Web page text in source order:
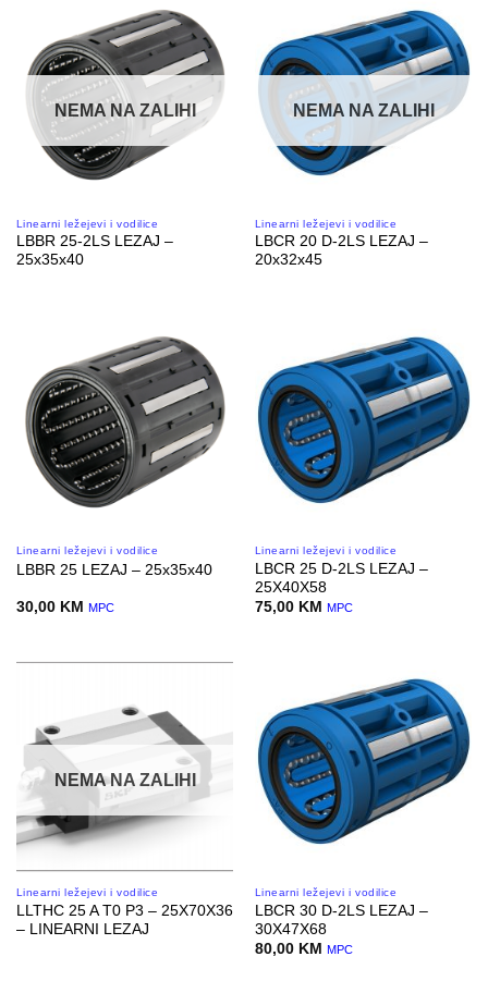
NEMA NA ZALIHI
Linearni ležejevi i vodilice
LBBR 25-2LS LEZAJ –
25x35x40
NEMA NA ZALIHI
Linearni ležejevi i vodilice
LBCR 20 D-2LS LEZAJ –
20x32x45
Linearni ležejevi i vodilice
LBBR 25 LEZAJ – 25x35x40
30,00 KM MPC
Linearni ležejevi i vodilice
LBCR 25 D-2LS LEZAJ –
25X40X58
75,00 KM MPC
NEMA NA ZALIHI
Linearni ležejevi i vodilice
LLTHC 25 A T0 P3 – 25X70X36
– LINEARNI LEZAJ
Linearni ležejevi i vodilice
LBCR 30 D-2LS LEZAJ –
30X47X68
80,00 KM MPC